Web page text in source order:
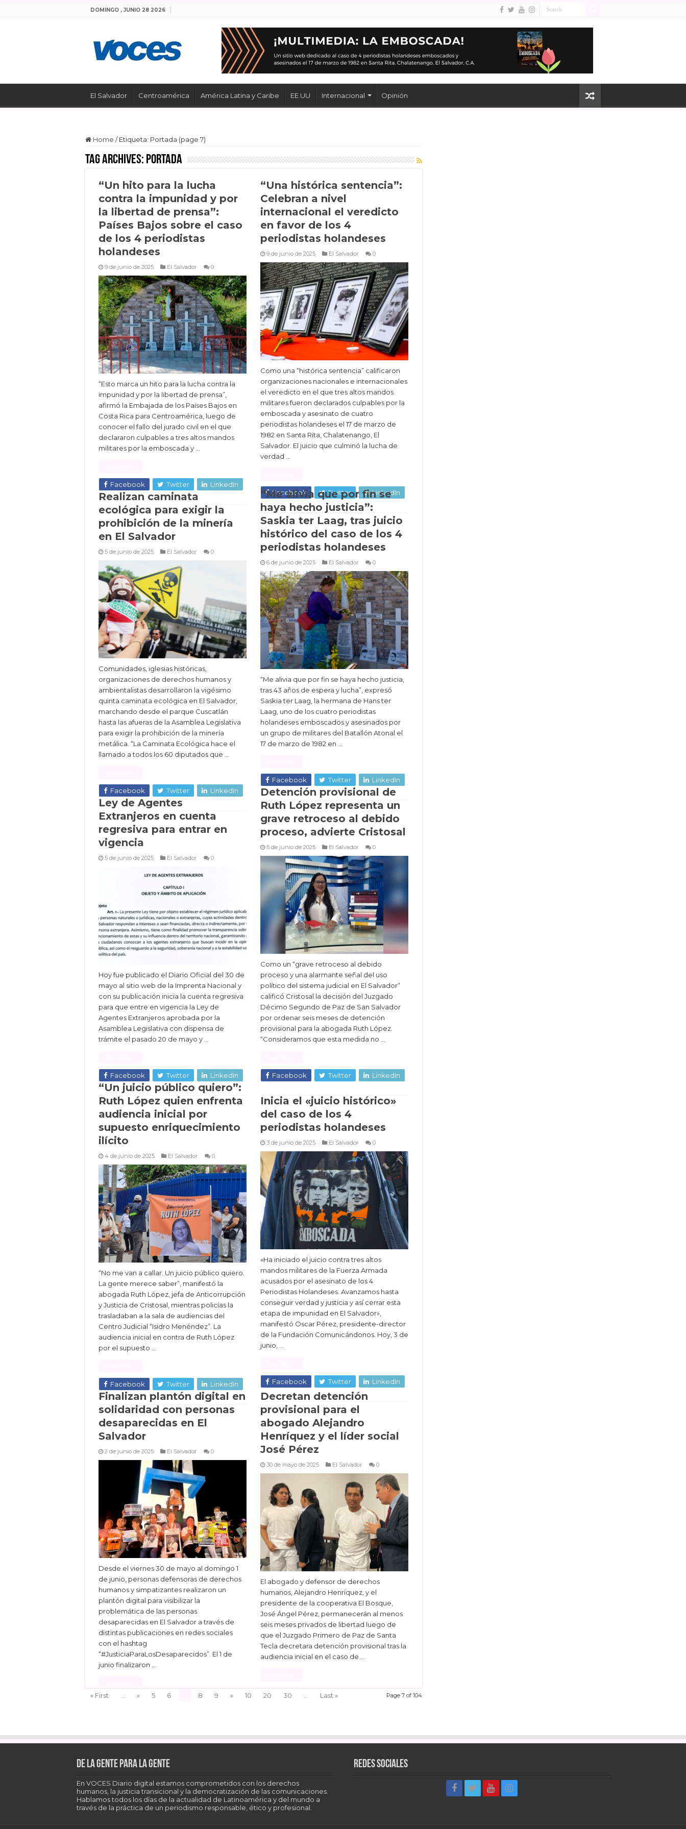
DOMINGO , JUNIO 28 2026
El Salvador Centroamérica América Latina y Caribe EE.UU Internacional Opinión
Home / Etiqueta: Portada (page 7)
Tag Archives: Portada
“Un hito para la lucha
contra la impunidad y por
la libertad de prensa”:
Países Bajos sobre el caso
de los 4 periodistas
holandeses
9 de junio de 2025 El Salvador 0
“Esto marca un hito para la lucha contra la
impunidad y por la libertad de prensa”,
afirmó la Embajada de los Países Bajos en
Costa Rica para Centroamérica, luego de
conocer el fallo del jurado civil en el que
declararon culpables a tres altos mandos
militares por la emboscada y …
Facebook Twitter LinkedIn
“Una histórica sentencia”:
Celebran a nivel
internacional el veredicto
en favor de los 4
periodistas holandeses
9 de junio de 2025 El Salvador 0
Como una “histórica sentencia” calificaron
organizaciones nacionales e internacionales
el veredicto en el que tres altos mandos
militares fueron declarados culpables por la
emboscada y asesinato de cuatro
periodistas holandeses el 17 de marzo de
1982 en Santa Rita, Chalatenango, El
Salvador. El juicio que culminó la lucha de
verdad …
Facebook Twitter LinkedIn
“Me alivia que por fin se
haya hecho justicia”:
Saskia ter Laag, tras juicio
histórico del caso de los 4
periodistas holandeses
6 de junio de 2025 El Salvador 0
“Me alivia que por fin se haya hecho justicia,
tras 43 años de espera y lucha”, expresó
Saskia ter Laag, la hermana de Hans ter
Laag, uno de los cuatro periodistas
holandeses emboscados y asesinados por
un grupo de militares del Batallón Atonal el
17 de marzo de 1982 en …
Facebook Twitter LinkedIn
Realizan caminata
ecológica para exigir la
prohibición de la minería
en El Salvador
5 de junio de 2025 El Salvador 0
Comunidades, iglesias históricas,
organizaciones de derechos humanos y
ambientalistas desarrollaron la vigésimo
quinta caminata ecológica en El Salvador,
marchando desde el parque Cuscatlán
hasta las afueras de la Asamblea Legislativa
para exigir la prohibición de la minería
metálica. “La Caminata Ecológica hace el
llamado a todos los 60 diputados que …
Facebook Twitter LinkedIn
Detención provisional de
Ruth López representa un
grave retroceso al debido
proceso, advierte Cristosal
5 de junio de 2025 El Salvador 0
Como un “grave retroceso al debido
proceso y una alarmante señal del uso
político del sistema judicial en El Salvador”
calificó Cristosal la decisión del Juzgado
Décimo Segundo de Paz de San Salvador
por ordenar seis meses de detención
provisional para la abogada Ruth López.
“Consideramos que esta medida no …
Facebook Twitter LinkedIn
Ley de Agentes
Extranjeros en cuenta
regresiva para entrar en
vigencia
5 de junio de 2025 El Salvador 0
Hoy fue publicado el Diario Oficial del 30 de
mayo al sitio web de la Imprenta Nacional y
con su publicación inicia la cuenta regresiva
para que entre en vigencia la Ley de
Agentes Extranjeros aprobada por la
Asamblea Legislativa con dispensa de
trámite el pasado 20 de mayo y …
Facebook Twitter LinkedIn
“Un juicio público quiero”:
Ruth López quien enfrenta
audiencia inicial por
supuesto enriquecimiento
ilícito
4 de junio de 2025 El Salvador 0
“No me van a callar. Un juicio público quiero.
La gente merece saber”, manifestó la
abogada Ruth López, jefa de Anticorrupción
y Justicia de Cristosal, mientras policías la
trasladaban a la sala de audiencias del
Centro Judicial “Isidro Menéndez”. La
audiencia inicial en contra de Ruth López
por el supuesto …
Facebook Twitter LinkedIn
Inicia el «juicio histórico»
del caso de los 4
periodistas holandeses
3 de junio de 2025 El Salvador 0
«Ha iniciado el juicio contra tres altos
mandos militares de la Fuerza Armada
acusados por el asesinato de los 4
Periodistas Holandeses. Avanzamos hasta
conseguir verdad y justicia y así cerrar esta
etapa de impunidad en El Salvador»,
manifestó Oscar Pérez, presidente-director
de la Fundación Comunicándonos. Hoy, 3 de
junio, …
Facebook Twitter LinkedIn
Finalizan plantón digital en
solidaridad con personas
desaparecidas en El
Salvador
2 de junio de 2025 El Salvador 0
Desde el viernes 30 de mayo al domingo 1
de junio, personas defensoras de derechos
humanos y simpatizantes realizaron un
plantón digital para visibilizar la
problemática de las personas
desaparecidas en El Salvador a través de
distintas publicaciones en redes sociales
con el hashtag
“#JusticiaParaLosDesaparecidos”. El 1 de
junio finalizaron …
Decretan detención
provisional para el
abogado Alejandro
Henríquez y el líder social
José Pérez
30 de mayo de 2025 El Salvador 0
El abogado y defensor de derechos
humanos, Alejandro Henríquez, y el
presidente de la cooperativa El Bosque,
José Ángel Pérez, permanecerán al menos
seis meses privados de libertad luego de
que el Juzgado Primero de Paz de Santa
Tecla decretara detención provisional tras la
audiencia inicial en el caso de …
Facebook Twitter LinkedInPage 7 of 104
« First « 5 6 8 9 » 10 20 30 Last »
De la gente para la gente
En VOCES Diario digital estamos comprometidos con los derechos
humanos, la justicia transicional y la democratización de las comunicaciones.
Hablamos todos los días de la actualidad de Latinoamérica y del mundo a
través de la práctica de un periodismo responsable, ético y profesional.
Redes sociales